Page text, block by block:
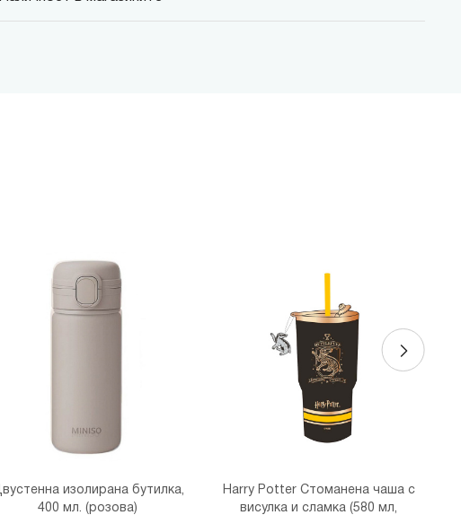
THE MALL
гр. София, бул. Цариградско шосе 115з
изолирана бутилка,
400 мл. (розова)
Harry Potter Стоманена чаша с
висулка и сламка (580 мл,